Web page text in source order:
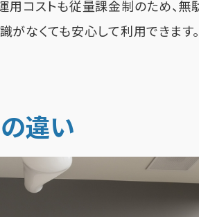
コストも従量課金制のため、無
がなくても安心して利用できます。
違い